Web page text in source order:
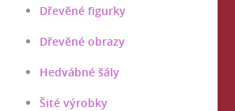
Dřevěné figurky
Dřevěné obrazy
Hedvábné šály
Šité výrobky